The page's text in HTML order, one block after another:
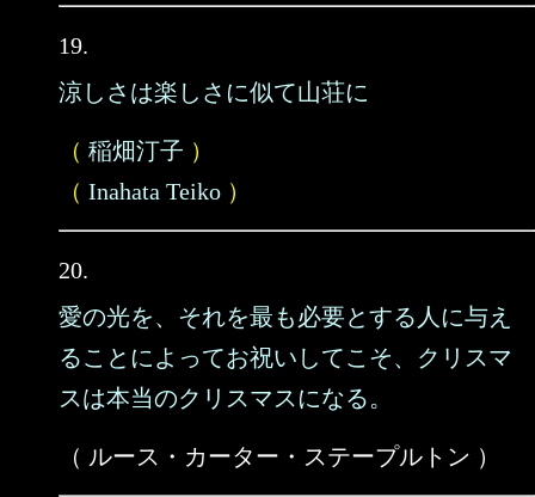
19.
涼しさは楽しさに似て山荘に
（ 稲畑汀子 ）
（ Inahata Teiko ）
20.
愛の光を、それを最も必要とする人に与え
ることによってお祝いしてこそ、クリスマ
スは本当のクリスマスになる。
（ ルース・カーター・ステープルトン ）